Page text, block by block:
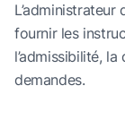
fournir les
l’admissibilité,
demandes.